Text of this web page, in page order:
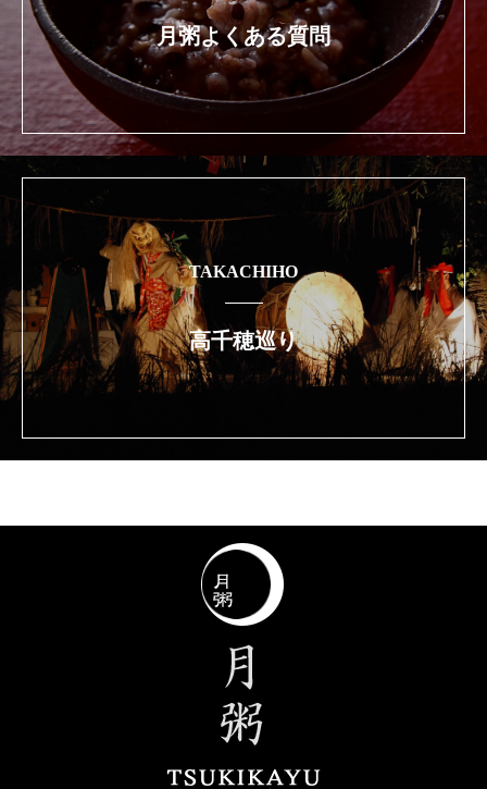
月粥よくある質問
TAKACHIHO
高千穂巡り